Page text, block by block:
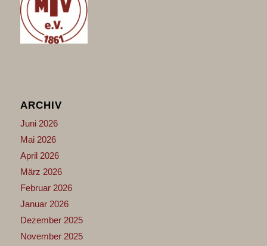
ARCHIV
Juni 2026
Mai 2026
April 2026
März 2026
Februar 2026
Januar 2026
Dezember 2025
November 2025